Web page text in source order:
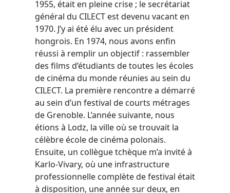
1955, était en pleine crise ; le secrétariat
général du CILECT est devenu vacant en
1970. J’y ai été élu avec un président
hongrois. En 1974, nous avons enfin
réussi à remplir un objectif : rassembler
des films d’étudiants de toutes les écoles
de cinéma du monde réunies au sein du
CILECT. La première rencontre a démarré
au sein d’un festival de courts métrages
de Grenoble. L’année suivante, nous
étions à Lodz, la ville où se trouvait la
célèbre école de cinéma polonais.
Ensuite, un collègue tchèque m’a invité à
Karlo-Vivary, où une infrastructure
professionnelle complète de festival était
à disposition, une année sur deux, en